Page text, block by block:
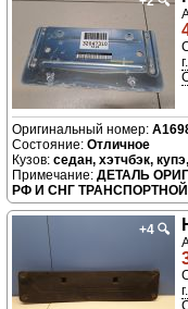
Отличное
седан, хэтчбэк,
ДЕТАЛЬ
РФ И СНГ
+4 🔍